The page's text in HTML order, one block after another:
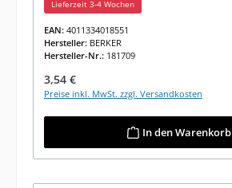
Lieferzeit 3-4 Wochen
EAN: 4011334018551
Hersteller: BERKER
Hersteller-Nr.: 181709
Regulärer Preis:
3,54 €
Preise inkl. MwSt. zzgl. Versandkosten
In den Warenkorb